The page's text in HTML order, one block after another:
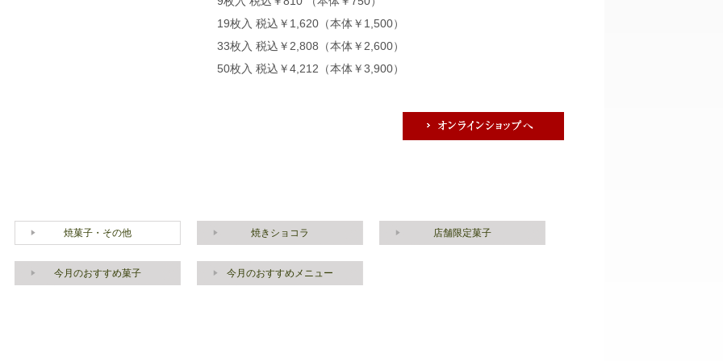
19枚入 税込￥1,620（本体￥1,500）
33枚入 税込￥2,808（本体￥2,600）
50枚入 税込￥4,212（本体￥3,900）
焼菓子・その他 焼きショコラ 店舗限定菓子
今月のおすすめ菓子 今月のおすすめメニュー